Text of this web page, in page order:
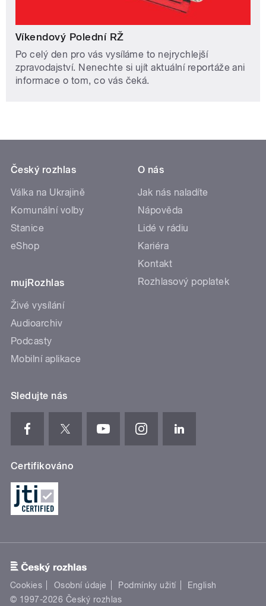
Víkendový Polední RŽ
Po celý den pro vás vysíláme to nejrychlejší
zpravodajství. Nenechte si ujít aktuální reportáže ani
informace o tom, co vás čeká.
Český rozhlas
Válka na Ukrajině
Komunální volby
Stanice
eShop
mujRozhlas
Živé vysílání
Audioarchiv
Podcasty
Mobilní aplikace
O nás
Jak nás naladíte
Nápověda
Lidé v rádiu
Kariéra
Kontakt
Rozhlasový poplatek
Sledujte nás
Certifikováno
Cookies Osobní údaje Podmínky užití
English
© 1997-2026 Český rozhlas